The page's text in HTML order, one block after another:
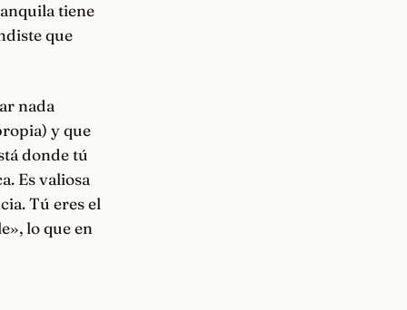
tiene
que
nada
y que
donde tú
Es valiosa
Tú eres el
lo que en